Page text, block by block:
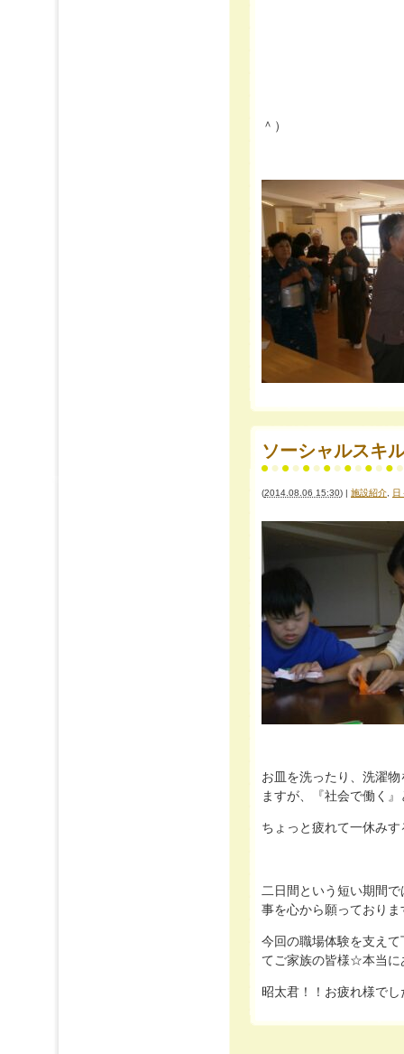
＾）
ソーシャルスキ
(2014.08.06 15:30) | 施設紹介 日
お皿を洗ったり、洗濯
ますが、『社会で働く
ちょっと疲れて一休み
二日間という短い期間
事を心から願っており
今回の職場体験を支え
てご家族の皆様☆本当
昭太君！！お疲れ様で